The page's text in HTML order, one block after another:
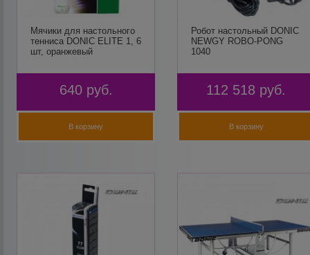
Мячики для настольного
тенниса DONIC ELITE 1, 6
шт, оранжевый
640 руб.
В корзину
Робот настольный DONIC
NEWGY ROBO-PONG
1040
112 518 руб.
В корзину